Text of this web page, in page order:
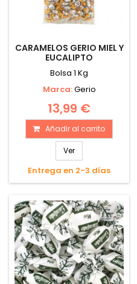
CARAMELOS GERIO MIEL Y
EUCALIPTO
Bolsa 1 Kg
Marca:Gerio
13,99 €
Añadir al carrito
Ver
Entrega en 2-3 días